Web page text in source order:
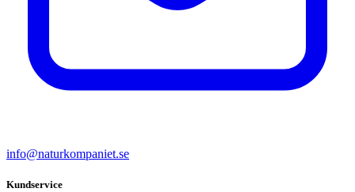
info@naturkompaniet.se
Kundservice